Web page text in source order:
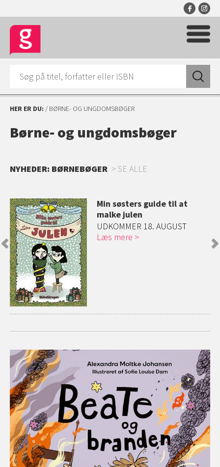
HER ER DU: / BØRNE- OG UNGDOMSBØGER
Børne- og ungdomsbøger
NYHEDER: BØRNEBØGER SE ALLE
Min søsters guide til at
malke julen
UDKOMMER 18. AUGUST
Læs mere